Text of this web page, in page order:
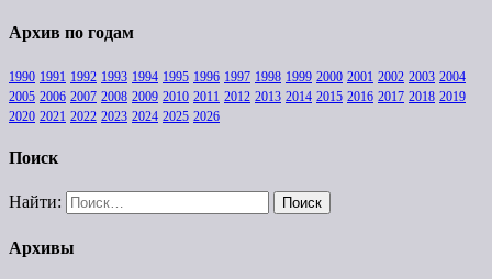
Архив по годам
1990 1991 1992 1993 1994 1995 1996 1997 1998 1999 2000 2001 2002 2003 2004
2005 2006 2007 2008 2009 2010 2011 2012 2013 2014 2015 2016 2017 2018 2019
2020 2021 2022 2023 2024 2025 2026
Поиск
Найти:
Архивы